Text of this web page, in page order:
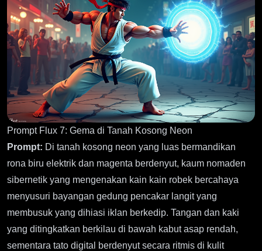
Prompt Flux 7: Gema di Tanah Kosong Neon
Prompt: Di tanah kosong neon yang luas bermandikan
rona biru elektrik dan magenta berdenyut, kaum nomaden
sibernetik yang mengenakan kain kain robek bercahaya
menyusuri bayangan gedung pencakar langit yang
membusuk yang dihiasi iklan berkedip. Tangan dan kaki
yang ditingkatkan berkilau di bawah kabut asap rendah,
sementara tato digital berdenyut secara ritmis di kulit